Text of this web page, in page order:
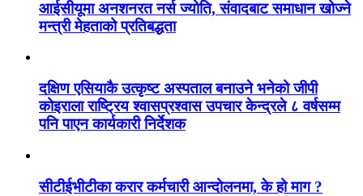
आईसीयूमा अनशनरत नर्स ज्योति, संवादबाट समाधान खोज्ने
मन्त्री मेहताको प्रतिबद्धता
दक्षिण एसियाकै उत्कृष्ट अस्पताल बनाउने भनेको जीपी
कोइराला राष्ट्रिय श्वासप्रश्वास उपचार केन्द्रले ८ वर्षसम्म
पनि पाएन कार्यकारी निर्देशक
सीटीईभीटीका करार कर्मचारी आन्दोलनमा, के हो माग ?